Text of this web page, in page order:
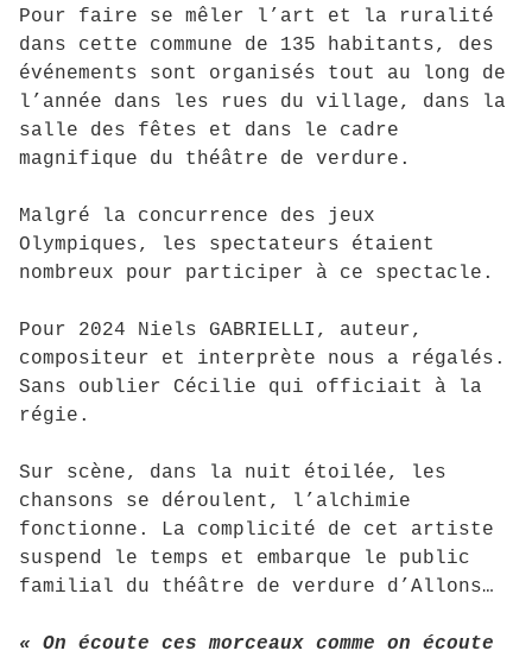
Pour faire se mêler l’art et la ruralité
dans cette commune de 135 habitants, des
événements sont organisés tout au long de
l’année dans les rues du village, dans la
salle des fêtes et dans le cadre
magnifique du théâtre de verdure.
Malgré la concurrence des jeux
Olympiques, les spectateurs étaient
nombreux pour participer à ce spectacle.
Pour 2024 Niels GABRIELLI, auteur,
compositeur et interprète nous a régalés.
Sans oublier Cécilie qui officiait à la
régie.
Sur scène, dans la nuit étoilée, les
chansons se déroulent, l’alchimie
fonctionne. La complicité de cet artiste
suspend le temps et embarque le public
familial du théâtre de verdure d’Allons…
« On écoute ces morceaux comme on écoute